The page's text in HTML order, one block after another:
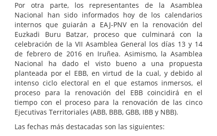
Por otra parte, los representantes de la Asamblea
Nacional han sido informados hoy de los calendarios
internos que guiarán a EAJ-PNV en la renovación del
Euzkadi Buru Batzar, proceso que culminará con la
celebración de la VII Asamblea General los días 13 y 14
de febrero de 2016 en Iruñea. Asimismo, la Asamblea
Nacional ha dado el visto bueno a una propuesta
planteada por el EBB, en virtud de la cual, y debido al
intenso ciclo electoral en el que estamos inmersos, el
proceso para la renovación del EBB coincidirá en el
tiempo con el proceso para la renovación de las cinco
Ejecutivas Territoriales (ABB, BBB, GBB, IBB y NBB).
Las fechas más destacadas son las siguientes: